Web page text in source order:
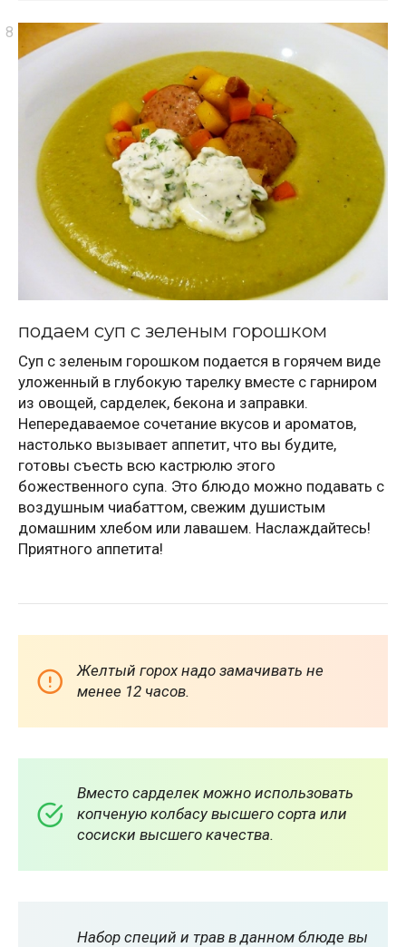
подаем суп с зеленым горошком
Суп с зеленым горошком подается в горячем виде
уложенный в глубокую тарелку вместе с гарниром
из овощей, сарделек, бекона и заправки.
Непередаваемое сочетание вкусов и ароматов,
настолько вызывает аппетит, что вы будите,
готовы съесть всю кастрюлю этого
божественного супа. Это блюдо можно подавать с
воздушным чиабаттом, свежим душистым
домашним хлебом или лавашем. Наслаждайтесь!
Приятного аппетита!
Желтый горох надо замачивать не
менее 12 часов.
Вместо сарделек можно использовать
копченую колбасу высшего сорта или
сосиски высшего качества.
Набор специй и трав в данном блюде вы